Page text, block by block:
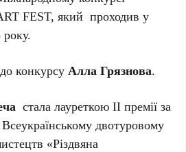
FEST, який проходив у
року.
конкурсу Алла Грязнова.
стала лауреткою ІІ премії за
двотуровому
«Різдвяна